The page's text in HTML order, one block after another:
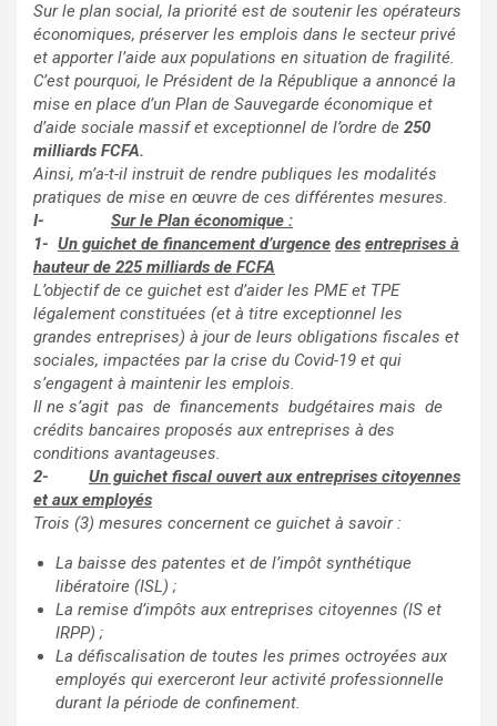
Sur le plan social, la priorité est de soutenir les opérateurs
économiques, préserver les emplois dans le secteur privé
et apporter l’aide aux populations en situation de fragilité.
C’est pourquoi, le Président de la République a annoncé la
mise en place d’un Plan de Sauvegarde économique et
d’aide sociale massif et exceptionnel de l’ordre de 250
milliards FCFA.
Ainsi, m’a-t-il instruit de rendre publiques les modalités
pratiques de mise en œuvre de ces différentes mesures.
I-
Sur le Plan économique :
1- Un guichet de financement d’urgence des entreprises à
hauteur de 225 milliards de FCFA
L’objectif de ce guichet est d’aider les PME et TPE
légalement constituées (et à titre exceptionnel les
grandes entreprises) à jour de leurs obligations fiscales et
sociales, impactées par la crise du Covid-19 et qui
s’engagent à maintenir les emplois.
Il ne s’agit pas de financements budgétaires mais de
crédits bancaires proposés aux entreprises à des
conditions avantageuses.
2-
Un guichet fiscal ouvert aux entreprises citoyennes
et aux employés
Trois (3) mesures concernent ce guichet à savoir :
La baisse des patentes et de l’impôt synthétique
libératoire (ISL) ;
La remise d’impôts aux entreprises citoyennes (IS et
IRPP) ;
La défiscalisation de toutes les primes octroyées aux
employés qui exerceront leur activité professionnelle
durant la période de confinement.